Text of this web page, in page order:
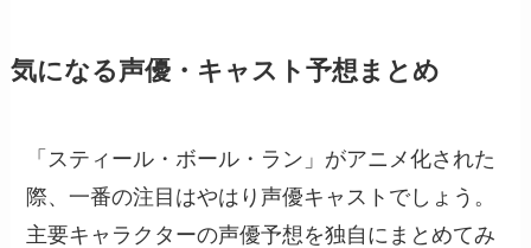
気になる声優・キャスト予想まとめ
「スティール・ボール・ラン」がアニメ化された
際、一番の注目はやはり声優キャストでしょう。
主要キャラクターの声優予想を独自にまとめてみ